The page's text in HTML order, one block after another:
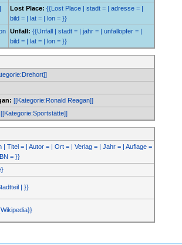
Lost Place: {{Lost Place | stadt = | adresse = |
bild = | lat = | lon = }}
Unfall: {{Unfall | stadt = | jahr = | unfallopfer = |
bild = | lat = | lon = }}
[[Kategorie:Ronald Reagan]]
[[Kategorie:Sportstätte]]
| Titel = | Autor = | Ort = | Verlag = | Jahr = | Auflage =
= }}
| }}